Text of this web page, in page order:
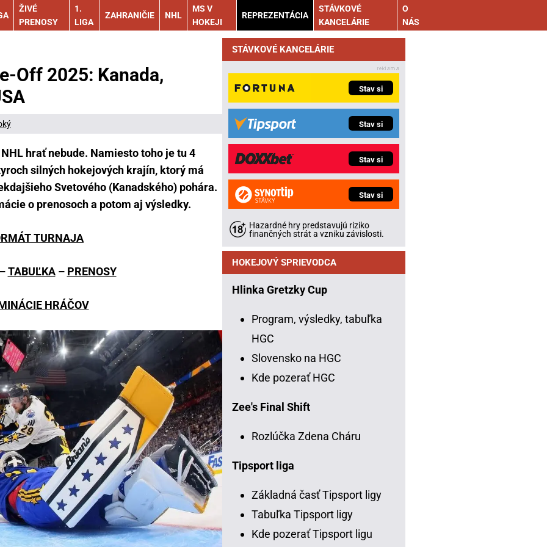
ŽIVÉ
PRENOSY
1.
LIGA
ZAHRANIČIE NHL
MS V
HOKEJI
REPREZENTÁCIA
STÁVKOVÉ
KANCELÁRIE
O
NÁS
Off 2025: Kanada,
hrať nebude. Namiesto toho je tu 4
silných hokejových krajín, ktorý má
Svetového (Kanadského) pohára.
o prenosoch a potom aj výsledky.
TURNAJA
TABUĽKA– PRENOSY
HRÁČOV
STÁVKOVÉ KANCELÁRIE
Stav si
Stav si
Stav si
Stav si
Hazardné hry predstavujú riziko
finančných strát a vzniku závislosti.
HOKEJOVÝ SPRIEVODCA
Hlinka Gretzky Cup
Program, výsledky, tabuľka
HGC
Slovensko na HGC
Kde pozerať HGC
Zee's Final Shift
Rozlúčka Zdena Cháru
Tipsport liga
Základná časť Tipsport ligy
Tabuľka Tipsport ligy
Kde pozerať Tipsport ligu